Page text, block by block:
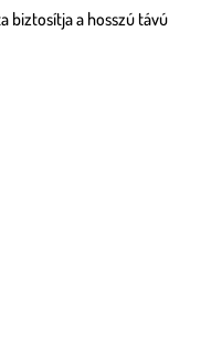
biztosítja a hosszú távú